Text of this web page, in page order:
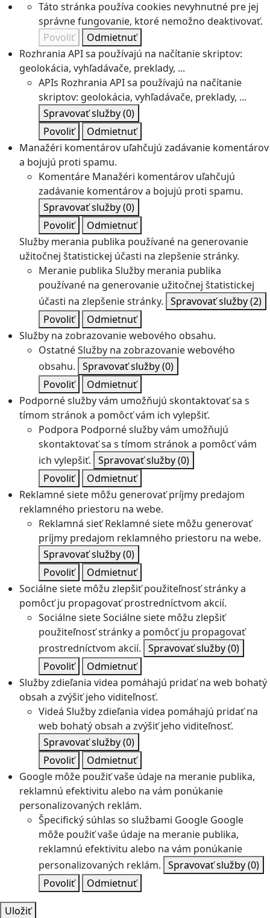
Táto stránka používa cookies nevyhnutné pre jej
správne fungovanie, ktoré nemožno deaktivovať.
Povoliť
Odmietnuť
Rozhrania API sa používajú na načítanie skriptov:
geolokácia, vyhľadávače, preklady, ...
APIs Rozhrania API sa používajú na načítanie
skriptov: geolokácia, vyhľadávače, preklady, ...
Spravovať služby(0)
Povoliť
Odmietnuť
Manažéri komentárov uľahčujú zadávanie komentárov
a bojujú proti spamu.
Komentáre Manažéri komentárov uľahčujú
zadávanie komentárov a bojujú proti spamu.
Spravovať služby(0)
Povoliť
Odmietnuť
Služby merania publika používané na generovanie
užitočnej štatistickej účasti na zlepšenie stránky.
Meranie publika Služby merania publika
používané na generovanie užitočnej štatistickej
účasti na zlepšenie stránky. Spravovať služby(2)
Povoliť
Odmietnuť
Služby na zobrazovanie webového obsahu.
OstatnéSlužby na zobrazovanie webového
obsahu. Spravovať služby(0)
Povoliť
Odmietnuť
Podporné služby vám umožňujú skontaktovať sa s
tímom stránok a pomôcť vám ich vylepšiť.
Podpora Podporné služby vám umožňujú
skontaktovať sa s tímom stránok a pomôcť vám
ich vylepšiť. Spravovať služby(0)
Povoliť
Odmietnuť
Reklamné siete môžu generovať príjmy predajom
reklamného priestoru na webe.
Reklamná sieť Reklamné siete môžu generovať
príjmy predajom reklamného priestoru na webe.
Spravovať služby(0)
Povoliť
Odmietnuť
Sociálne siete môžu zlepšiť použiteľnosť stránky a
pomôcť ju propagovať prostredníctvom akcií.
Sociálne sieteSociálne siete môžu zlepšiť
použiteľnosť stránky a pomôcť ju propagovať
prostredníctvom akcií. Spravovať služby(0)
Povoliť
Odmietnuť
Služby zdieľania videa pomáhajú pridať na web bohatý
obsah a zvýšiť jeho viditeľnosť.
Videá Služby zdieľania videa pomáhajú pridať na
web bohatý obsah a zvýšiť jeho viditeľnosť.
Spravovať služby(0)
Povoliť
Odmietnuť
Google môže použiť vaše údaje na meranie publika,
reklamnú efektivitu alebo na vám ponúkanie
personalizovaných reklám.
Špecifický súhlas so službami Google Google
môže použiť vaše údaje na meranie publika,
reklamnú efektivitu alebo na vám ponúkanie
personalizovaných reklám. Spravovať služby(0)
Povoliť
Odmietnuť
Uložiť